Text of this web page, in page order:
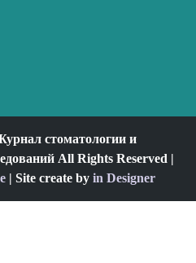
стоматологии и
All Rights Reserved |
| Site create by in Designer